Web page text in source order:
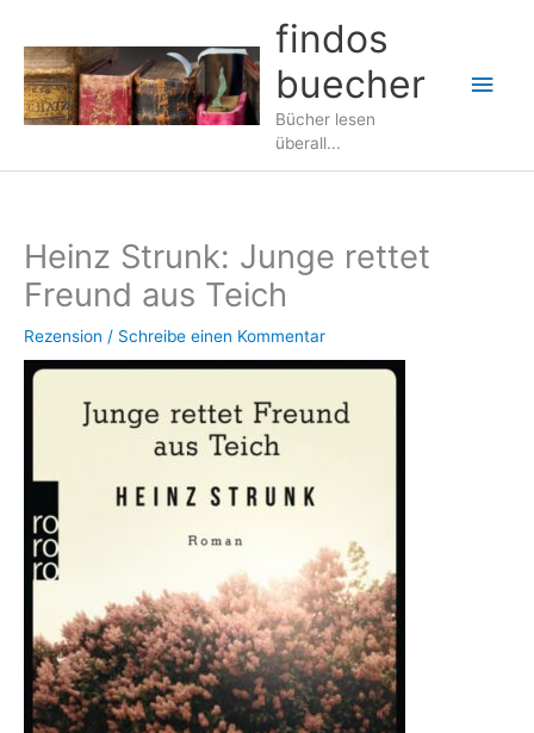
Inhalt
springen
findos
buecher
Bücher lesen
überall...
Heinz Strunk: Junge rettet
Freund aus Teich
Rezension / Schreibe einen Kommentar